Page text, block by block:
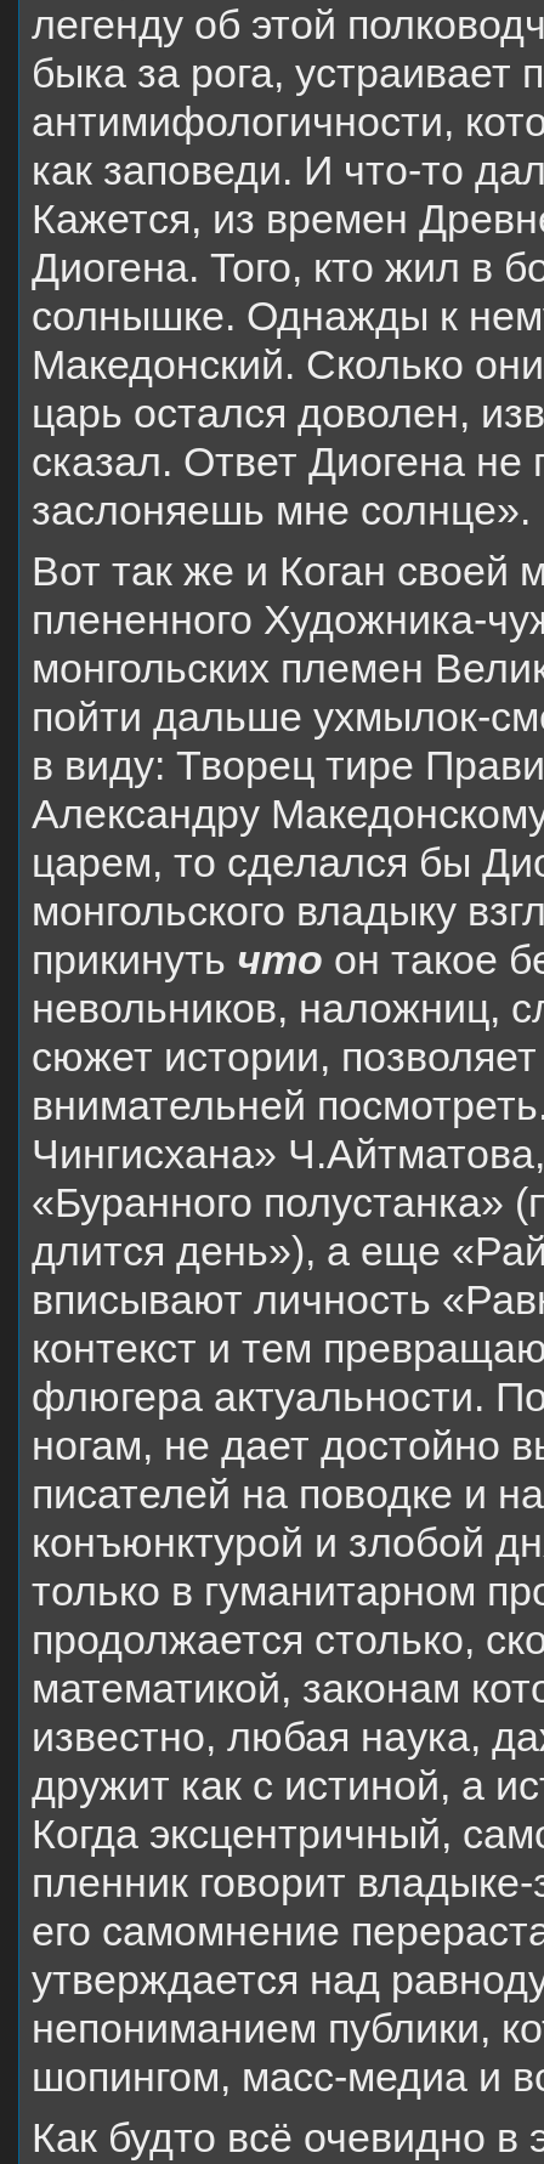
легенду об этой
быка за рога,
антимифологичности,
как заповеди. И что-то
Кажется, из времен
Диогена. Того, кто жил в
солнышке. Однажды к
Македонский. Сколько
царь остался доволен,
сказал. Ответ Диогена
заслоняешь мне солнце».
Вот так же и Коган своей
плененного Художника-
монгольских племен
пойти дальше ухмылок-
в виду: Творец тире
Александру
царем, то сделался бы
монгольского владыку
прикинуть что он такое
невольников, наложниц,
сюжет истории,
внимательней
Чингисхана»
«Буранного полустанка»
длится день»), а еще
вписывают личность
контекст и тем
флюгера актуальности.
ногам, не дает достойно
писателей на поводке и
конъюнктурой и злобой
только в гуманитарном
продолжается столько,
математикой, законам
известно, любая наука,
дружит как с истиной, а
Когда эксцентричный,
пленник говорит
его самомнение
утверждается над
непониманием публики,
шопингом, масс-медиа и
Как будто всё очевидно